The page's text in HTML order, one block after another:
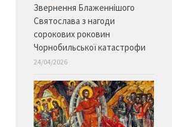
Звернення Блаженнішого
Святослава з нагоди
сорокових роковин
Чорнобильської катастрофи
24/04/2026